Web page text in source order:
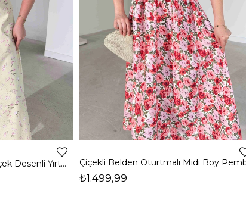
Yakası Ayarlanabilir İpli Çiçek Desenli Yırtmaçlı Maxi Sarı Anahi Kadın Elbise 26Y330
₺1.499,99